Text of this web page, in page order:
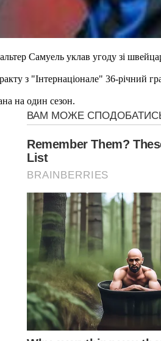
Самуель уклав угоду зі
з "Інтернаціонале" 36-річний
на один сезон.